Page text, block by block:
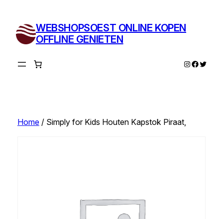
inhoud
WEBSHOPSOEST ONLINE KOPEN
OFFLINE GENIETEN
Instagram
Twitter
Home/ Simply for Kids Houten Kapstok Piraat,